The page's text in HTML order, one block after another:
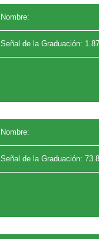
Nombre:
Señal de la Graduación: 1.87
Nombre:
Señal de la Graduación: